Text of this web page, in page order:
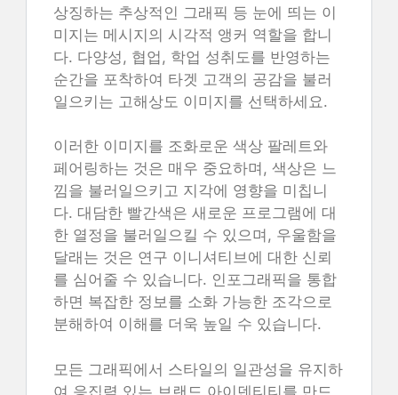
상징하는 추상적인 그래픽 등 눈에 띄는 이
미지는 메시지의 시각적 앵커 역할을 합니
다. 다양성, 협업, 학업 성취도를 반영하는
순간을 포착하여 타겟 고객의 공감을 불러
일으키는 고해상도 이미지를 선택하세요.
이러한 이미지를 조화로운 색상 팔레트와
페어링하는 것은 매우 중요하며, 색상은 느
낌을 불러일으키고 지각에 영향을 미칩니
다. 대담한 빨간색은 새로운 프로그램에 대
한 열정을 불러일으킬 수 있으며, 우울함을
달래는 것은 연구 이니셔티브에 대한 신뢰
를 심어줄 수 있습니다. 인포그래픽을 통합
하면 복잡한 정보를 소화 가능한 조각으로
분해하여 이해를 더욱 높일 수 있습니다.
모든 그래픽에서 스타일의 일관성을 유지하
여 응집력 있는 브랜드 아이덴티티를 만드